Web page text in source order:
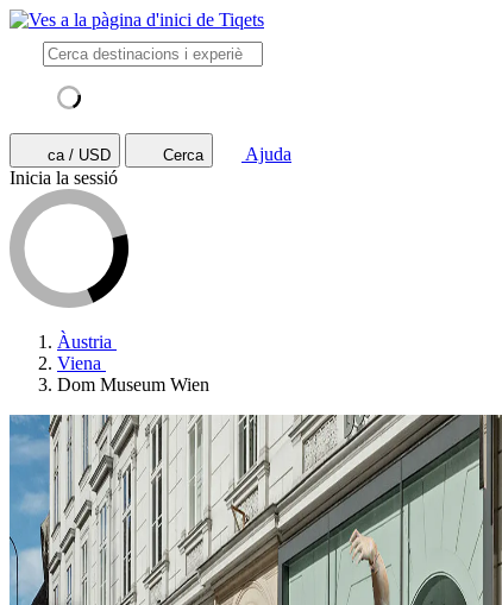
ca / USD Cerca
Ajuda
Inicia la sessió
Àustria
Viena
Dom Museum Wien